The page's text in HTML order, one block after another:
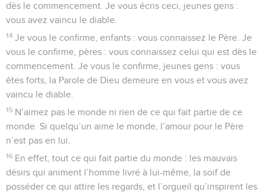
dès le commencement. Je vous écris ceci, jeunes gens :
vous avez vaincu le diable.
14 Je vous le confirme, enfants : vous connaissez le Père. Je
vous le confirme, pères : vous connaissez celui qui est dès le
commencement. Je vous le confirme, jeunes gens : vous
êtes forts, la Parole de Dieu demeure en vous et vous avez
vaincu le diable.
15 N’aimez pas le monde ni rien de ce qui fait partie de ce
monde. Si quelqu’un aime le monde, l’amour pour le Père
n’est pas en lui.
16 En effet, tout ce qui fait partie du monde : les mauvais
désirs qui animent l’homme livré à lui-même, la soif de
posséder ce qui attire les regards, et l’orgueil qu’inspirent les